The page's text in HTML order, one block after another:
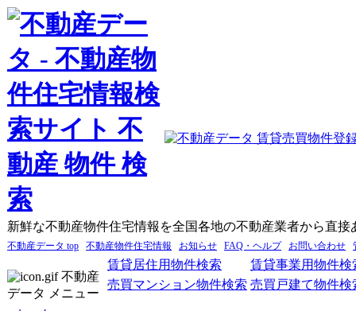
新鮮な不動産物件住宅情報を全国各地の不動産業者から直接
不動産データ top 不動産物件住宅情報 お知らせ FAQ・ヘルプ お問い合わせ
不動産
データ メニュー
賃貸居住用物件検索
賃貸事業用物件検
売買マンション物件検索 売買戸建て物件検